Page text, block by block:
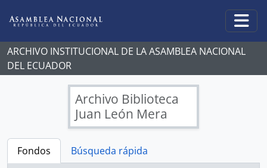
ARCHIVO INSTITUCIONAL DE LA ASAMBLEA NACIONAL
DEL ECUADOR
Archivo Biblioteca
Juan León Mera
Fondos
Búsqueda rápida